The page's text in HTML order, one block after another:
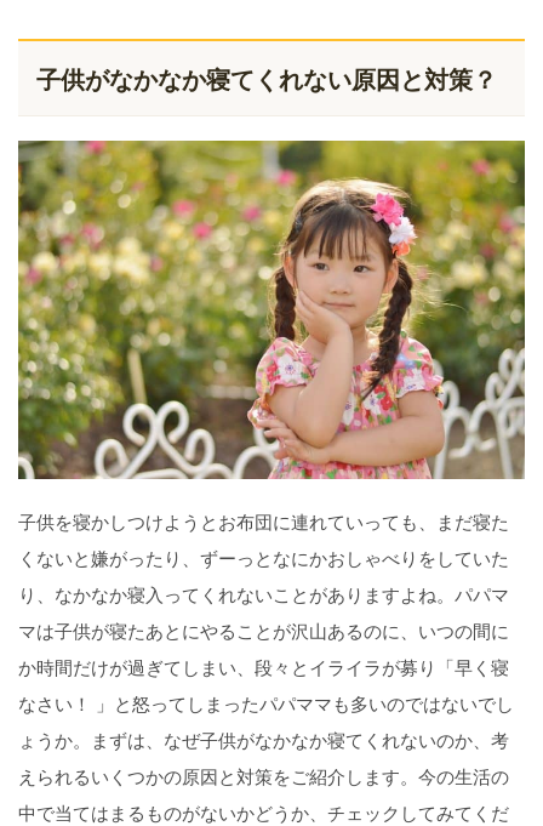
子供がなかなか寝てくれない原因と対策？
子供を寝かしつけようとお布団に連れていっても、まだ寝た
くないと嫌がったり、ずーっとなにかおしゃべりをしていた
り、なかなか寝入ってくれないことがありますよね。パパマ
マは子供が寝たあとにやることが沢山あるのに、いつの間に
か時間だけが過ぎてしまい、段々とイライラが募り「早く寝
なさい！ 」と怒ってしまったパパママも多いのではないでし
ょうか。まずは、なぜ子供がなかなか寝てくれないのか、考
えられるいくつかの原因と対策をご紹介します。今の生活の
中で当てはまるものがないかどうか、チェックしてみてくだ